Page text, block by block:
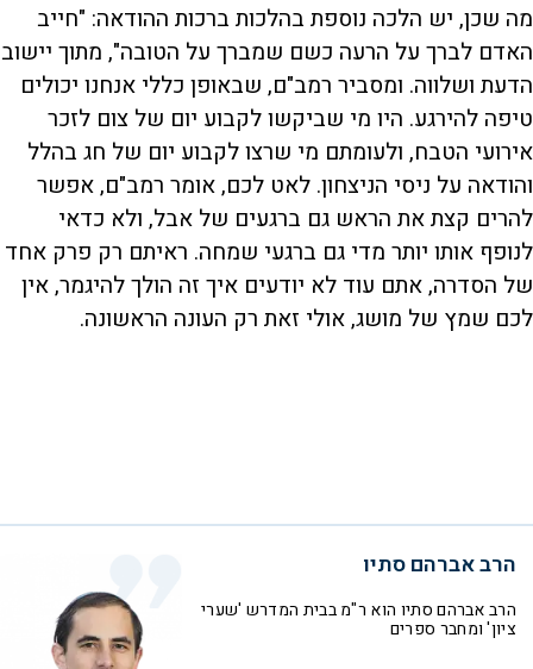
מה שכן, יש הלכה נוספת בהלכות ברכות ההודאה: "חייב
האדם לברך על הרעה כשם שמברך על הטובה", מתוך יישוב
הדעת ושלווה. ומסביר רמב"ם, שבאופן כללי אנחנו יכולים
טיפה להירגע. היו מי שביקשו לקבוע יום של צום לזכר
אירועי הטבח, ולעומתם מי שרצו לקבוע יום של חג בהלל
והודאה על ניסי הניצחון. לאט לכם, אומר רמב"ם, אפשר
להרים קצת את הראש גם ברגעים של אבל, ולא כדאי
לנופף אותו יותר מדי גם ברגעי שמחה. ראיתם רק פרק אחד
של הסדרה, אתם עוד לא יודעים איך זה הולך להיגמר, אין
לכם שמץ של מושג, אולי זאת רק העונה הראשונה.
הרב אברהם סתיו
הרב אברהם סתיו הוא ר"מ בבית המדרש 'שערי
ציון' ומחבר ספרים